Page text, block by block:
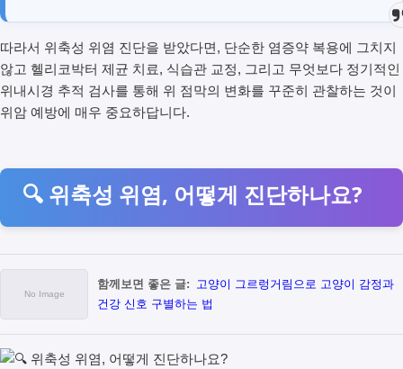
따라서 위축성 위염 진단을 받았다면, 단순한 염증약 복용에 그치지
않고 헬리코박터 제균 치료, 식습관 교정, 그리고 무엇보다 정기적인
위내시경 추적 검사를 통해 위 점막의 변화를 꾸준히 관찰하는 것이
위암 예방에 매우 중요하답니다.
🔍 위축성 위염, 어떻게 진단하나요?
함께보면 좋은 글: 고양이 그르렁거림으로 고양이 감정과
건강 신호 구별하는 법